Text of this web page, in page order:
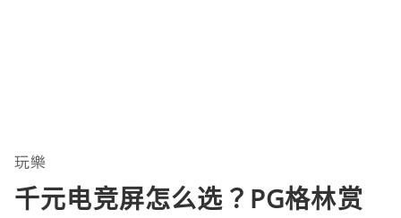
玩樂
千元电竞屏怎么选？PG格林赏